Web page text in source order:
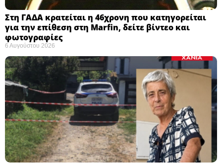
Στη ΓΑΔΑ κρατείται η 46χρονη που κατηγορείται
για την επίθεση στη Marfin, δείτε βίντεο και
φωτογραφίες
6 Αυγούστου 2026